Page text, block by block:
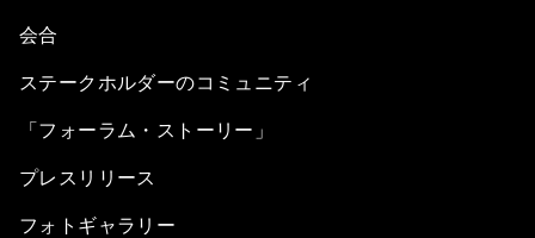
会合
ステークホルダーのコミュニティ
「フォーラム・ストーリー」
プレスリリース
フォトギャラリー